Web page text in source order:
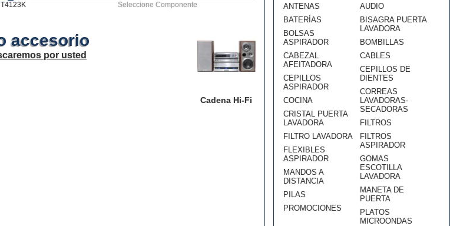
Seleccione Componente
Cadena Hi-Fi
accesorio
por usted
ANTENAS
BATERÍAS
BOLSAS
ASPIRADOR
CABEZAL
AFEITADORA
CEPILLOS
ASPIRADOR
COCINA
CRISTAL PUERTA
LAVADORA
FILTRO LAVADORA
FLEXIBLES
ASPIRADOR
MANDOS A
DISTANCIA
PILAS
PROMOCIONES
AUDIO
BISAGRA PUERTA
LAVADORA
BOMBILLAS
CABLES
CEPILLOS DE
DIENTES
CORREAS
LAVADORAS-
SECADORAS
FILTROS
FILTROS
ASPIRADOR
GOMAS
ESCOTILLA
LAVADORA
MANETA DE
PUERTA
PLATOS
MICROONDAS